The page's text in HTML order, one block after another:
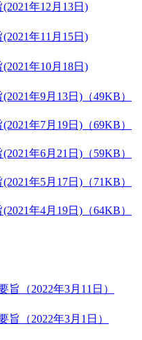
年12月13日)
年11月15日)
年10月18日)
年9月13日)（49KB）
年7月19日)（69KB）
年6月21日)（59KB）
年5月17日)（71KB）
年4月19日)（64KB）
（2022年3月11日）
（2022年3月1日）